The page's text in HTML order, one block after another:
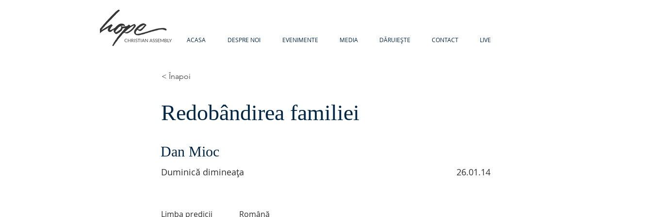
ACASA DESPRE NOI EVENIMENTE MEDIA DĂRUIEȘTE CONTACT LIVE
< Înapoi
Redobândirea familiei
Dan Mioc
Duminică dimineața 26.01.14
Limba predicii Română